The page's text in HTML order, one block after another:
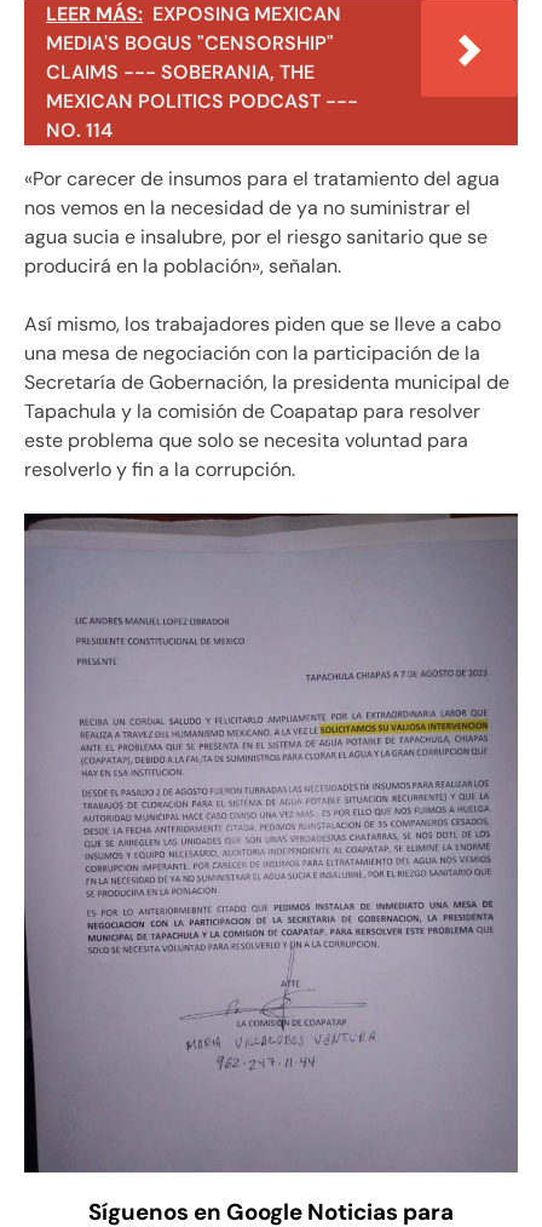
LEER MÁS: EXPOSING MEXICAN
MEDIA'S BOGUS "CENSORSHIP"
CLAIMS --- SOBERANIA, THE
MEXICAN POLITICS PODCAST ---
NO. 114
«Por carecer de insumos para el tratamiento del agua
nos vemos en la necesidad de ya no suministrar el
agua sucia e insalubre, por el riesgo sanitario que se
producirá en la población», señalan.
Así mismo, los trabajadores piden que se lleve a cabo
una mesa de negociación con la participación de la
Secretaría de Gobernación, la presidenta municipal de
Tapachula y la comisión de Coapatap para resolver
este problema que solo se necesita voluntad para
resolverlo y fin a la corrupción.
Síguenos en Google Noticias para